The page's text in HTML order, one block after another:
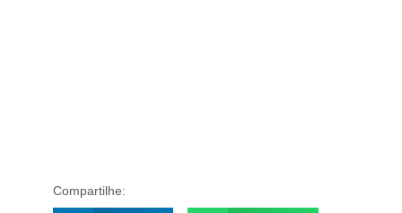
Compartilhe: